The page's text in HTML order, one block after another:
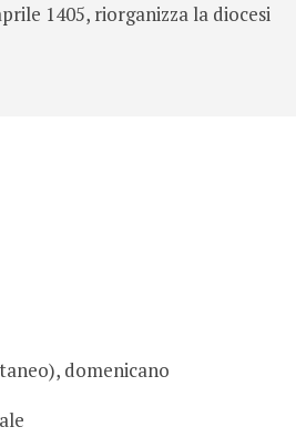
1405, riorganizza la diocesi
domenicano